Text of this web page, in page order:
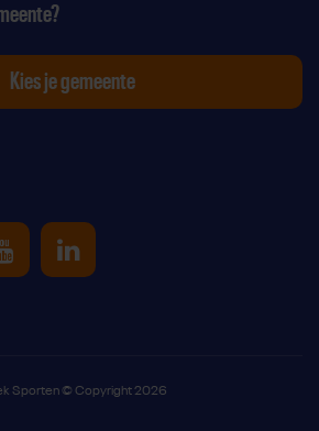
op Facebookop Instagram
Uniek Sporten op Youtube
Uniek Sporten op
Kies je gemeente
Sporten © Copyright 2026